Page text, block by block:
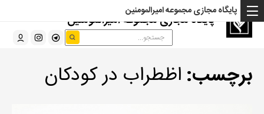
پایگاه مجازی مجموعه امیرالمومنین
پایگاه مجازی مجموعه امیرالمومنین
برچسب: اظطراب در کودکان